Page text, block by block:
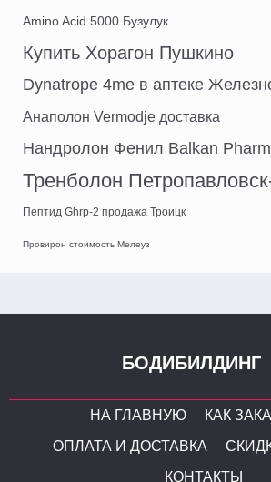
Amino Acid 5000 Бузулук
Купить Хорагон Пушкино
Dynatrope 4me в аптеке
Анаполон Vermodje доставка
Нандролон Фенил Balkan
Тренболон
Пептид Ghrp-2 продажа Троицк
Провирон стоимость Мелеуз
БОДИБИЛДИНГ
НА ГЛАВНУЮ
КАК
ОПЛАТА И ДОСТАВКА
КОНТАКТЫ